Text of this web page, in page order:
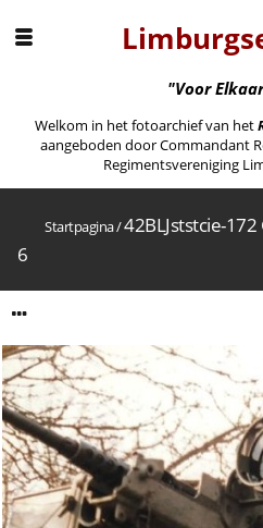
"Voor
Welkom in het fotoarchief van het
aangeboden door Commandant
Regimentsvereniging
Startpagina/42BLJststcie-
6